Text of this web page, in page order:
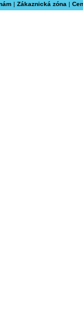
| Zákaznická zóna |